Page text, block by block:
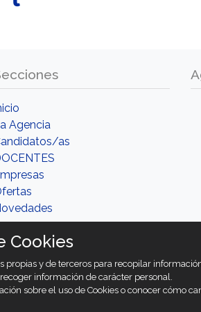
Agencia
as
Cookies
propias y de terceros para recopilar
información de carácter personal.
sobre el uso de Cookies o conocer cómo